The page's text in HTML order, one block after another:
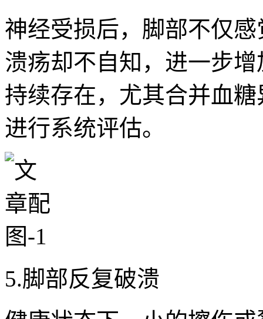
神经受损后，脚部不仅
溃疡却不自知，进一步
持续存在，尤其合并血
进行系统评估。
5.脚部反复破溃